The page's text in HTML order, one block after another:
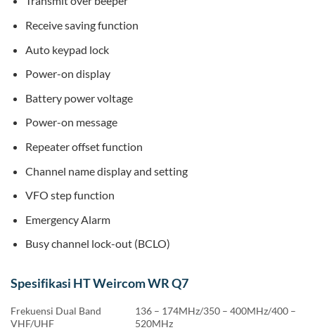
Receive saving function
Auto keypad lock
Power-on display
Battery power voltage
Power-on message
Repeater offset function
Channel name display and setting
VFO step function
Emergency Alarm
Busy channel lock-out (BCLO)
Spesifikasi HT Weircom WR Q7
Frekuensi Dual Band
VHF/UHF
136 – 174MHz/350 – 400MHz/400 –
520MHz